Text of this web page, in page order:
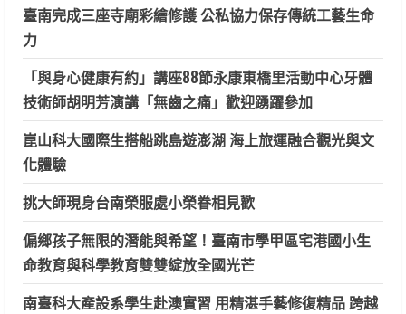
臺南完成三座寺廟彩繪修護 公私協力保存傳統工藝生命
力
「與身心健康有約」講座88節永康東橋里活動中心牙體
技術師胡明芳演講「無齒之痛」歡迎踴躍參加
崑山科大國際生搭船跳島遊澎湖 海上旅運融合觀光與文
化體驗
挑大師現身台南榮服處小榮眷相見歡
偏鄉孩子無限的潛能與希望！臺南市學甲區宅港國小生
命教育與科學教育雙雙綻放全國光芒
南臺科大產設系學生赴澳實習 用精湛手藝修復精品 跨越